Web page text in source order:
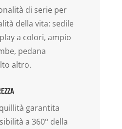
di serie per
della vita: sedile
a colori, ampio
pedana
altro.
garantita
a 360° della